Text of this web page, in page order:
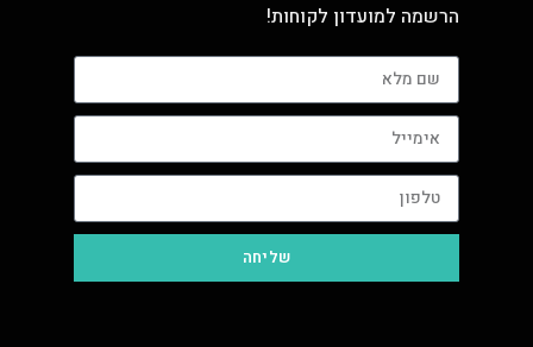
הרשמה למועדון לקוחות!
שליחה